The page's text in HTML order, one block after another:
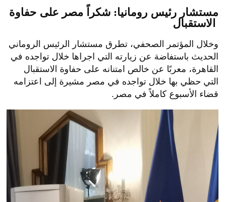
مستشار رئيس رومانيا: شكراً مصر على حفاوة
الاستقبال
وخلال المؤتمر الصحفي، تطرق مستشار الرئيس الروماني
الحديث باستفاضة عن زيارته التي اجراها خلال تواجده في
القاهرة، معربًا عن خالص امتنانه على حفاوة الاستقبال
التي حظي بها خلال تواجده في مصر مشيرة إلى اعتزامه
قضاء الأسبوع كاملاً في مصر.